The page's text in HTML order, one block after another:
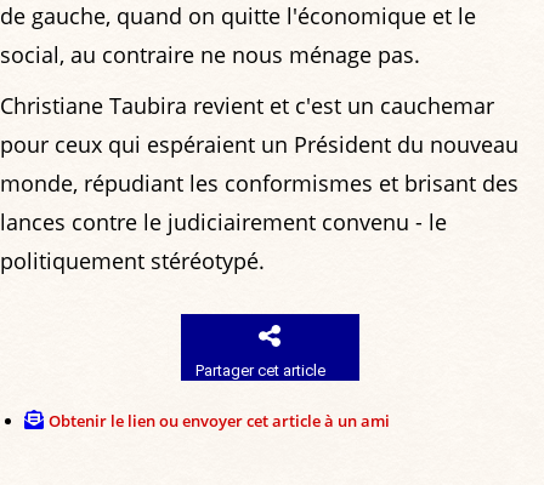
de gauche, quand on quitte l'économique et le
social, au contraire ne nous ménage pas.
Christiane Taubira revient et c'est un cauchemar
pour ceux qui espéraient un Président du nouveau
monde, répudiant les conformismes et brisant des
lances contre le judiciairement convenu - le
politiquement stéréotypé.
Partager cet article
Obtenir le lien ou envoyer cet article à un ami